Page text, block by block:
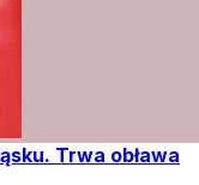
Trwa obława